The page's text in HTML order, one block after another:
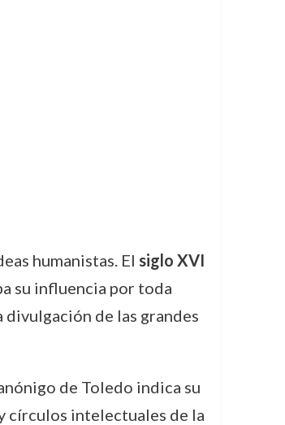
humanistas. El siglo XVI
su influencia por toda
de las grandes
de Toledo indica su
círculos intelectuales de la